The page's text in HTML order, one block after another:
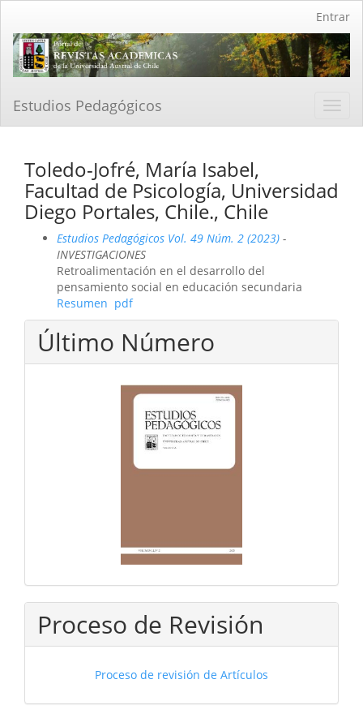
Contenido
principal
Barra
Entrar
Estudios Pedagógicos
Toledo-Jofré, María Isabel,
Facultad de Psicología, Universidad
Diego Portales, Chile., Chile
Estudios Pedagógicos Vol. 49 Núm. 2 (2023) -
INVESTIGACIONES
Retroalimentación en el desarrollo del
pensamiento social en educación secundaria
Resumen pdf
Último Número
Proceso de Revisión
Proceso de revisión de Artículos